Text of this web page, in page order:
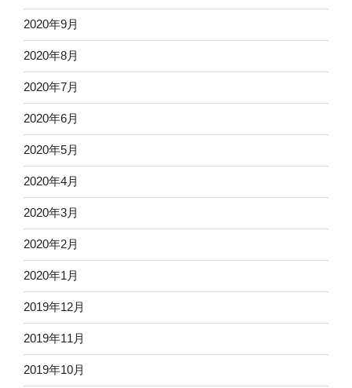
2020年9月
2020年8月
2020年7月
2020年6月
2020年5月
2020年4月
2020年3月
2020年2月
2020年1月
2019年12月
2019年11月
2019年10月